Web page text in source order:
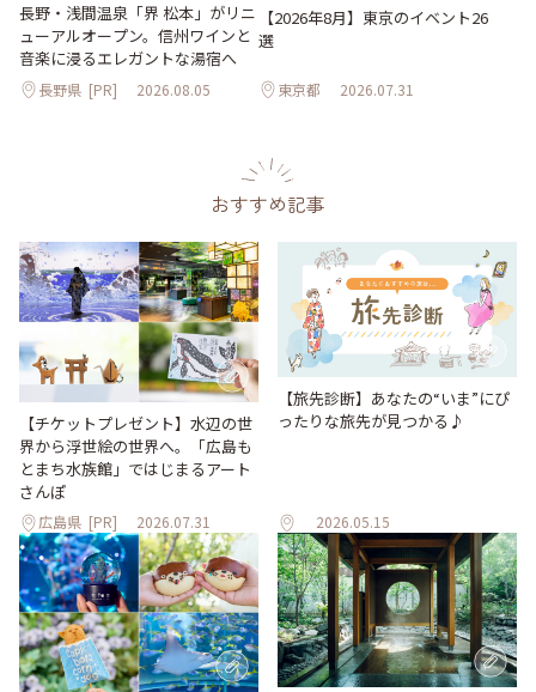
長野・浅間温泉「界 松本」がリニ
ューアルオープン。信州ワインと
音楽に浸るエレガントな湯宿へ
長野県 [PR] 2026.08.05
【2026年8月】東京のイベント26
選
東京都 2026.07.31
おすすめ記事
【チケットプレゼント】水辺の世
界から浮世絵の世界へ。「広島も
とまち水族館」ではじまるアート
さんぽ
広島県 [PR] 2026.07.31
【旅先診断】あなたの“いま”にぴ
ったりな旅先が見つかる♪
2026.05.15